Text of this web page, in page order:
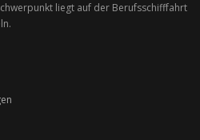
liegt auf der Berufsschifffahrt